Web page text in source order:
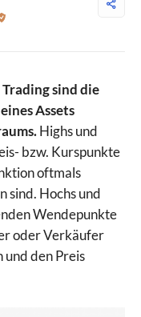
Trading sind die
Assets
Highs und
bzw. Kurspunkte
oftmals
sind. Hochs und
Wendepunkte
oder Verkäufer
den Preis